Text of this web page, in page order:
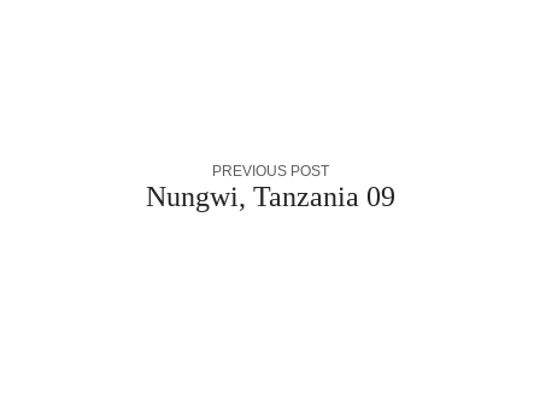
PREVIOUS POST
Nungwi, Tanzania 09